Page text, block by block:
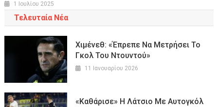
1 Ιουλίου 2025
Τελευταία Νέα
Χιμένεθ: «Έπρεπε Να Μετρήσει Το
Γκολ Του Ντουντού»
11 Ιανουαρίου 2026
«Καθάρισε» Η Λάτσιο Με Αυτογκόλ